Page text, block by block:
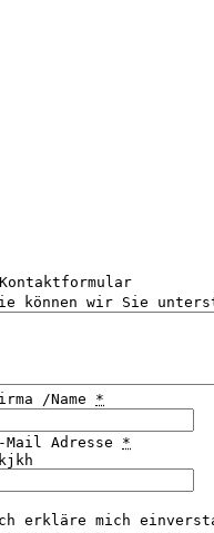
Kontaktformular
können wir Sie
/Name *
Mail Adresse *
erkläre mich